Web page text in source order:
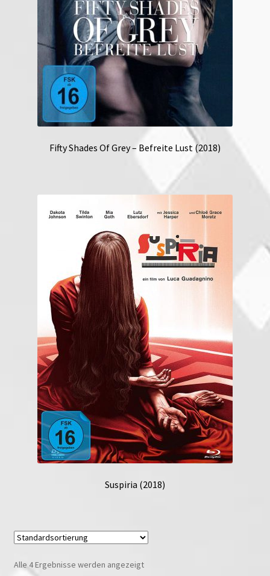
Fifty Shades Of Grey – Befreite Lust (2018)
Suspiria (2018)
Alle 4 Ergebnisse werden angezeigt